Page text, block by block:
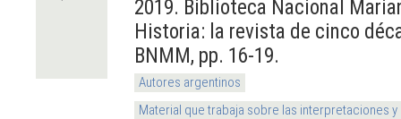
2019. Biblioteca Nacional
Historia: la revista de cinco
BNMM, pp. 16-19.
Autores argentinos
Material que trabaja sobre las interpretaciones